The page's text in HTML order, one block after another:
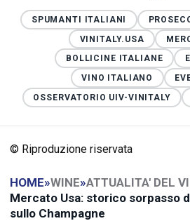
SPUMANTI ITALIANI
VINITALY.USA
BOLLICINE ITALIANE
VINO ITALIANO
OSSERVATORIO UIV-VINITALY
© Riproduzione riservata
HOME»WINE»ATTUALITA' DEL
Mercato Usa: storico sorpasso
sullo Champagne